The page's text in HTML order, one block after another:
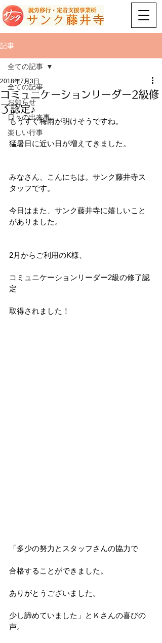
記事
全ての記事
お知らせ
日々の出来事
楽しい行事
全ての記事
コミュニケーションリーダー2級修
了認定♪
2018年7月3日
もうすぐ梅雨が明けそうですね。
猛暑日に近い日が増えてきました。
みなさん、こんにちは。サンク藤井寺ス
タッフです。
今日はまた、サンク藤井寺に嬉しいこと
がありました。
2月からご利用のK様、
コミュニケーションリーダー2級の修了認
定
取得されました！
「多少の努力とスタッフさんの協力で
合格することができました。
ありがとうございました。
少し諦めていました」とＫさんの喜びの
声。